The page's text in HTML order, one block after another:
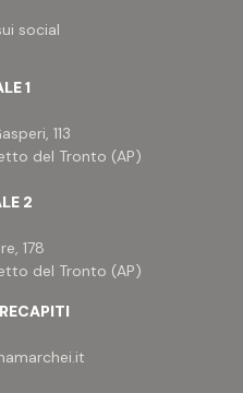
social
1
113
del Tronto (AP)
2
178
del Tronto (AP)